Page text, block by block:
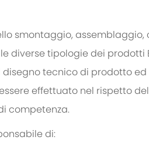
smontaggio, assemblaggio,
diverse tipologie dei prodotti
tecnico di prodotto ed
effettuato nel rispetto
competenza.
di: